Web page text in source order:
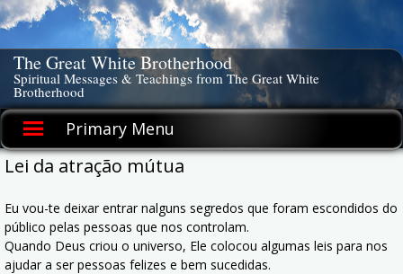
Skip
to
content
The Great White Brotherhood
Spiritual Messages & Teachings from The Great White
Brotherhood
Primary Menu
Lei da atração mútua
Eu vou-te deixar entrar nalguns segredos que foram escondidos do
público pelas pessoas que nos controlam.
Quando Deus criou o universo, Ele colocou algumas leis para nos
ajudar a ser pessoas felizes e bem sucedidas.